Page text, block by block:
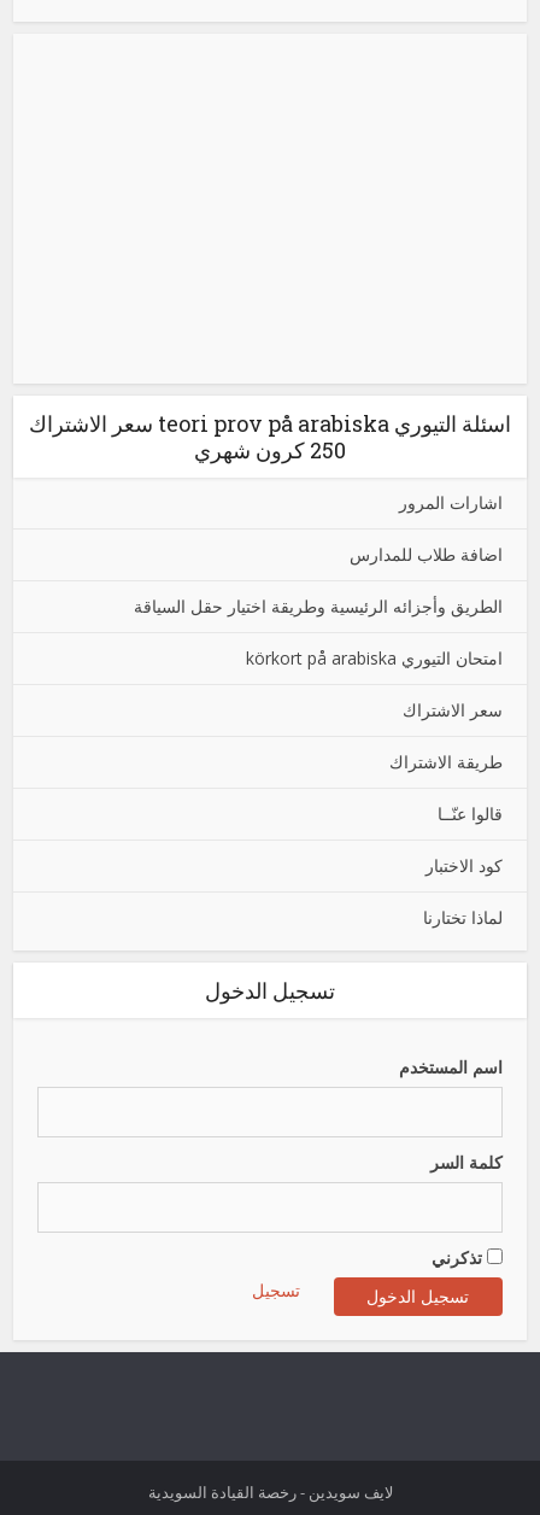
اسئلة التيوري teori prov på arabiska سعر الاشتراك
250 كرون شهري
اشارات المرور
اضافة طلاب للمدارس
الطريق وأجزائه الرئيسية وطريقة اختيار حقل السياقة
امتحان التيوري körkort på arabiska
سعر الاشتراك
طريقة الاشتراك
قالوا عنّــا
كود الاختبار
لماذا تختارنا
تسجيل الدخول
اسم المستخدم
كلمة السر
تذكرني
تسجيل
لايف سويدين - رخصة القيادة السويدية